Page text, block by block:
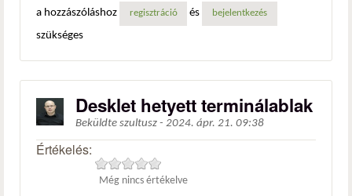
a hozzászóláshoz regisztráció és bejelentkezés
szükséges
Desklet hetyett terminálablak
Beküldte szultusz - 2024. ápr. 21. 09:38
Értékelés:
Még nincs értékelve